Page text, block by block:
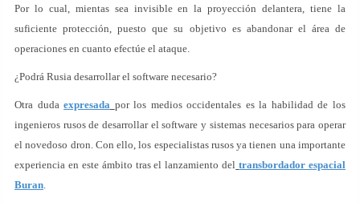
Por lo cual, mientas sea invisible en la proyección delantera, tiene la
suficiente protección, puesto que su objetivo es abandonar el área de
operaciones en cuanto efectúe el ataque.
¿Podrá Rusia desarrollar el software necesario?
Otra dudaexpresada por los medios occidentales es la habilidad de los
ingenieros rusos de desarrollar el software y sistemas necesarios para operar
el novedoso dron. Con ello, los especialistas rusos ya tienen una importante
experiencia en este ámbito tras el lanzamiento del transbordador espacial
Buran.